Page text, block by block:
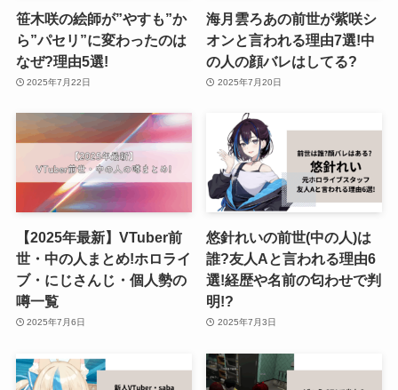
笹木咲の絵師が”やすも”か
ら”パセリ”に変わったのは
なぜ?理由5選!
2025年7月22日
海月雲ろあの前世が紫咲シ
オンと言われる理由7選!中
の人の顔バレはしてる?
2025年7月20日
【2025年最新】VTuber前
世・中の人まとめ!ホロライ
ブ・にじさんじ・個人勢の
噂一覧
2025年7月6日
悠針れいの前世(中の人)は
誰?友人Aと言われる理由6
選!経歴や名前の匂わせで判
明!?
2025年7月3日